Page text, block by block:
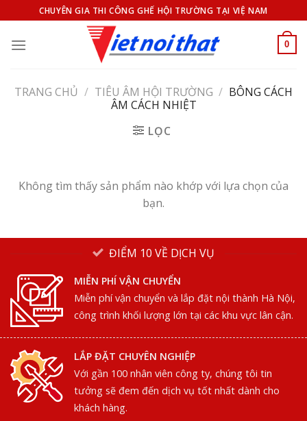
qua
nội
CHUYÊN GIA THI CÔNG GHẾ HỘI TRƯỜNG TẠI VIỆ NAM
0
TRANG CHỦ / TIÊU ÂM HỘI TRƯỜNG / BÔNG CÁCH
ÂM CÁCH NHIỆT
LỌC
Không tìm thấy sản phẩm nào khớp với lựa chọn của
bạn.
ĐIỂM 10 VỀ DỊCH VỤ
MIỄN PHÍ VẬN CHUYỂN
Miễn phí vận chuyển và lắp đặt nội thành Hà Nội,
công trình khối lượng lớn tại các khu vực lân cận.
LẮP ĐẶT CHUYÊN NGHIỆP
Với gần 100 nhân viên công ty, chúng tôi tin
tưởng sẽ đem đến dịch vụ tốt nhất dành cho
khách hàng.